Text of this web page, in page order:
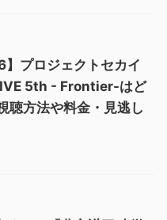
プロジェクトセカイ
5th - Frontier-はど
聴方法や料金・見逃し